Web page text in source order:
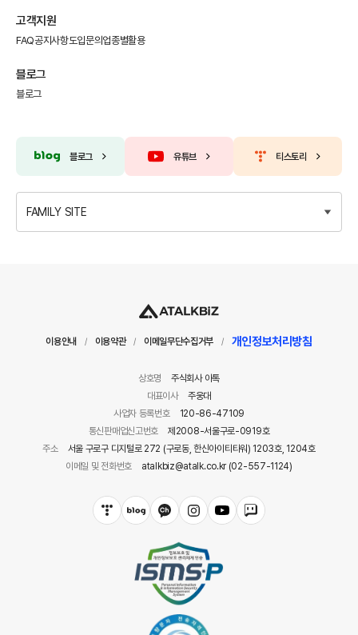
고객지원
FAQ공지사항도입문의 업종별활용
블로그
블로그
블로그 유튜브 티스토리
FAMILY SITE
이용안내 / 이용약관 / 이메일무단수집거부 / 개인정보처리방침
상호명
주식회사 아톡
대표이사
주웅대
사업자 등록번호
120-86-47109
통신판매업신고번호
제2008-서울구로-0919호
주소
서울 구로구 디지털로 272 (구로동, 한신아이티타워) 1203호, 1204호
이메일 및 전화번호
atalkbiz@atalk.co.kr (02-557-1124)